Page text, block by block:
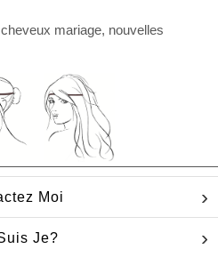
mariage, nouvelles
Moi
Je?